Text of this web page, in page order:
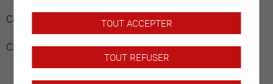
Combles :
Chambre
TOUT ACCEPTER
TOUT REFUSER